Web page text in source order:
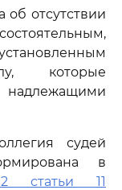
об отсутствии
которые
судей
в
статьи 11